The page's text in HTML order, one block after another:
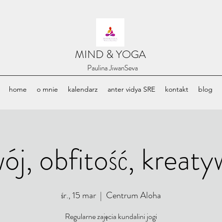
​MIND & YOGA
home o mnie kalendarz anter vidya SRE kontakt blog
​Paulina JiwanSeva
obfitość,
śr., 15 mar
  |
Centrum Aloha
Regularne zajęcia kundalini jogi